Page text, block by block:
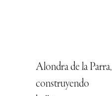
Alondra de la Parra,
construyendo